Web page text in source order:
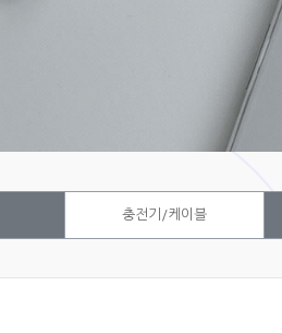
충전기/케이블